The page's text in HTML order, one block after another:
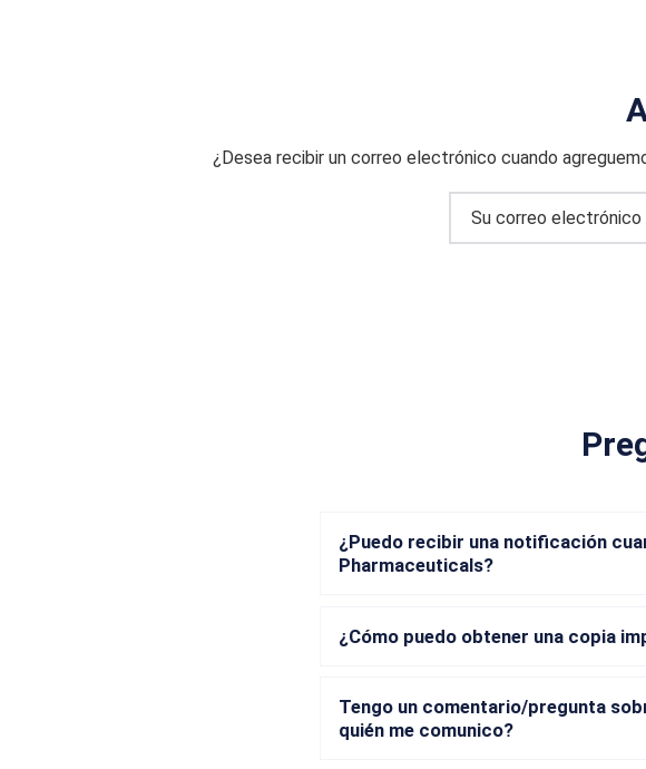
¿Desea recibir un correo electrónico cuando
¿Puedo recibir una notificación
Pharmaceuticals?
¿Cómo puedo obtener una copia
Tengo un comentario/pregunta
quién me comunico?